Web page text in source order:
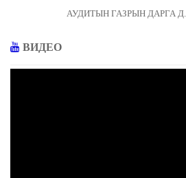
АУДИТЫН ГАЗРЫН ДАРГА
ВИДЕО